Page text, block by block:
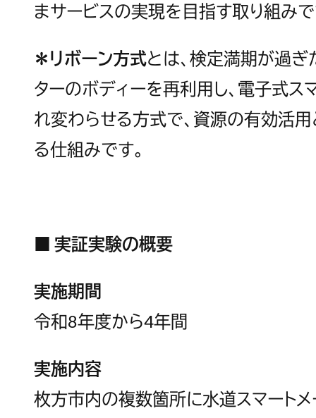
まサービスの実現を目指す取り組みで
＊リボーン方式とは、検定満期が過
ターのボディーを再利用し、電子式ス
れ変わらせる方式で、資源の有効活
る仕組みです。
■ 実証実験の概要
実施期間
令和8年度から4年間
実施内容
枚方市内の複数箇所に水道スマートメ